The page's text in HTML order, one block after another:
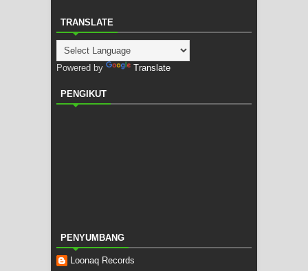
TRANSLATE
Powered by Translate
PENGIKUT
PENYUMBANG
Loonaq Records